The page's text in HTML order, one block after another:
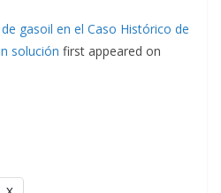
gasoil en el Caso Histórico de
solución first appeared on